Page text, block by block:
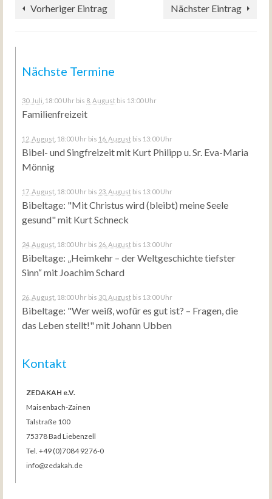
Vorheriger Eintrag Nächster Eintrag
Nächste Termine
30. Juli , 18:00 Uhr bis 8. August bis 13:00 Uhr
Familienfreizeit
12. August , 18:00 Uhr bis 16. August bis 13:00 Uhr
Bibel- und Singfreizeit mit Kurt Philipp u. Sr. Eva-Maria
Mönnig
17. August , 18:00 Uhr bis 23. August bis 13:00 Uhr
Bibeltage: "Mit Christus wird (bleibt) meine Seele
gesund" mit Kurt Schneck
24. August , 18:00 Uhr bis 26. August bis 13:00 Uhr
Bibeltage: „Heimkehr – der Weltgeschichte tiefster
Sinn“ mit Joachim Schard
26. August , 18:00 Uhr bis 30. August bis 13:00 Uhr
Bibeltage: "Wer weiß, wofür es gut ist? – Fragen, die
das Leben stellt!" mit Johann Ubben
Kontakt
ZEDAKAH e.V.
Maisenbach-Zainen
Talstraße 100
75378 Bad Liebenzell
Tel. +49 (0)7084 9276-0
info@zedakah.de